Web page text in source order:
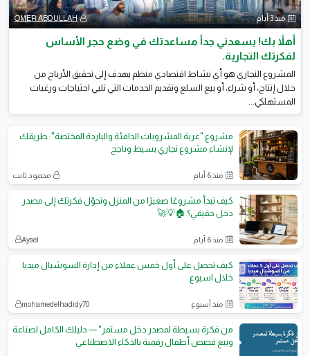
منذ 3 أيام OMER ABDULLAH
أهلاً بك! يسعدني جداً مساعدتك في وضع حجر الأساس
لفكرتك التجارية.
المشروع التجاري هو أي نشاط اقتصادي منظم يهدف إلى تحقيق الأرباح من
خلال إنتاج، أو شراء، أو بيع السلع وتقديم الخدمات التي تلبي احتياجات ورغبات
المستهلكي...
مشروع "عربة المشروبات الدافئة والباردة المختصة": طريقك
لإنشاء مشروع تجاري بسيط وناجح
منذ 6 أيام محمود ثابت
كيف تبدأ مشروعًا صغيرًا من المنزل وتحوّل فكرتك إلى مصدر
دخل حقيقي؟ 🏠💡🚀
منذ 6 أيام Aysel
كيف تحصل على أول خمس عملاء من إدارة السوشيال ميديا
خلال اسبوع
منذ أسبوع mohamedelhadidy70
من فكرة بسيطة لمصدر دخل مستمر" — دليلك الكامل لصناعة
وبيع قصص أطفال رقمية بالذكاء الاصطناعي